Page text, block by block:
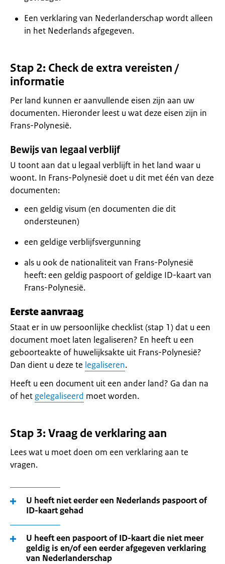
Een verklaring van Nederlanderschap wordt alleen
in het Nederlands afgegeven.
Stap 2: Check de extra vereisten /
informatie
Per land kunnen er aanvullende eisen zijn aan uw
documenten. Hieronder leest u wat deze eisen zijn in
Frans-Polynesië.
Bewijs van legaal verblijf
U toont aan dat u legaal verblijft in het land waar u
woont. In Frans-Polynesië doet u dit met één van deze
documenten:
een geldig visum (en documenten die dit
ondersteunen)
een geldige verblijfsvergunning
als u ook de nationaliteit van Frans-Polynesië
heeft: een geldig paspoort of geldige ID-kaart van
Frans-Polynesië.
Eerste aanvraag
Staat er in uw persoonlijke checklist (stap 1) dat u een
document moet laten legaliseren? En heeft u een
geboorteakte of huwelijksakte uit Frans-Polynesië?
Dan dient u deze te legaliseren.
Heeft u een document uit een ander land? Ga dan na
of het gelegaliseerd moet worden.
Stap 3: Vraag de verklaring aan
Lees wat u moet doen om een verklaring aan te
vragen.
U heeft niet eerder een Nederlands paspoort of
ID-kaart gehad
U heeft een paspoort of ID-kaart die niet meer
geldig is en/of een eerder afgegeven verklaring
van Nederlanderschap